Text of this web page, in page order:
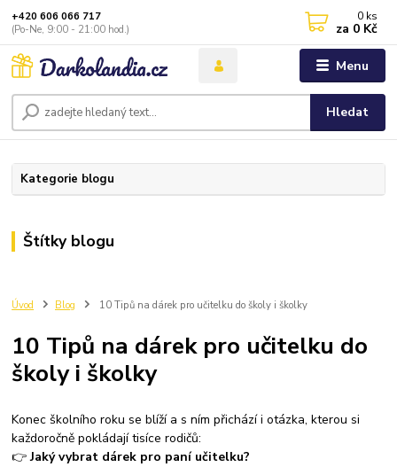
Menu
Hledat
+420 606 066 717
(Po-Ne, 9:00 - 21:00 hod.)
0 ks
za 0 Kč
Kategorie blogu
Štítky blogu
Úvod Blog 10 Tipů na dárek pro učitelku do školy i školky
10 Tipů na dárek pro učitelku do
školy i školky
Konec školního roku se blíží a s ním přichází i otázka, kterou si
každoročně pokládají tisíce rodičů:
👉Jaký vybrat dárek pro paní učitelku?